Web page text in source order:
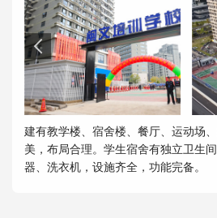
建有教学楼、宿舍楼、餐厅、运动场
美，布局合理。学生宿舍有独立卫生
器、洗衣机，设施齐全，功能完备。